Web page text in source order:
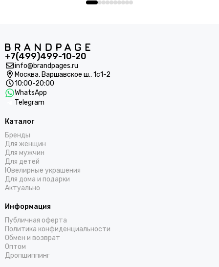
+7(499)499-10-20
info@brandpages.ru
Москва, Варшавское ш., 1с1-2
10:00-20:00
WhatsApp
Telegram
Каталог
Бренды
Для женщин
Для мужчин
Для детей
Ювелирные украшения
Для дома и подарки
Актуально
Информация
Публичная оферта
Политика конфиденциальности
Обмен и возврат
Оптом
Дропшиппинг